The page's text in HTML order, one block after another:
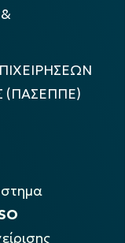
(ΠΑΣΕΠΠΕ)